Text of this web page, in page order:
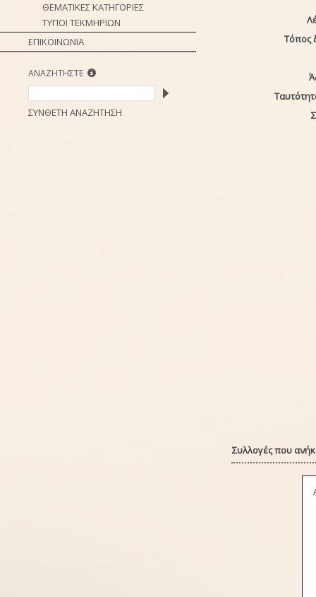
ΘΕΜΑΤΙΚΕΣ ΚΑΤΗΓΟΡΙΕΣ
ΤΥΠΟΙ ΤΕΚΜΗΡΙΩΝ
ΕΠΙΚΟΙΝΩΝΙΑ
ΑΝΑΖΗΤΗΣΤΕ
ΣΥΝΘΕΤΗ ΑΝΑΖΗΤΗΣΗ
Τόπος
Συλλογές που